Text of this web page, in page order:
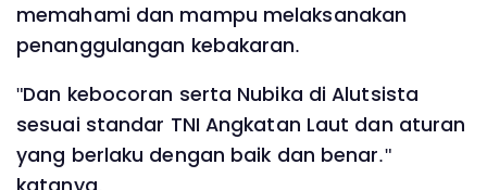
memahami dan mampu melaksanakan
penanggulangan kebakaran.
"Dan kebocoran serta Nubika di Alutsista
sesuai standar TNI Angkatan Laut dan aturan
yang berlaku dengan baik dan benar."